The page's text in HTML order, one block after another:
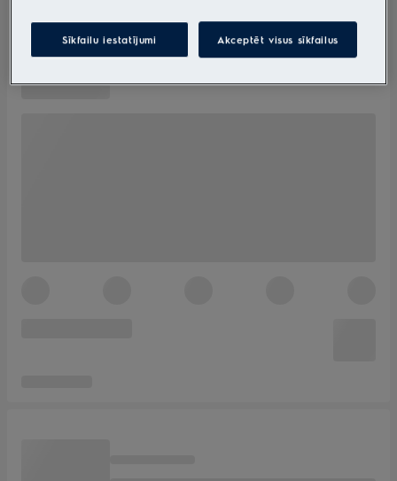
Sīkfailu iestatījumi Akceptēt visus sīkfailus